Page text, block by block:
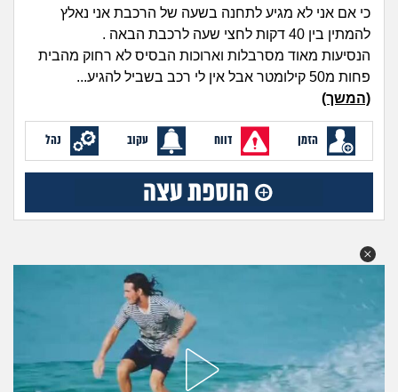
חברים ואנשים
בית, שכנים ושותפים
שומרים על הגוף
פיננסי וכלכלה
חיות מחמד
יוקר המחיה
גאווה
כי אם אני לא מגיע לתחנה בשעה של הרכבת אני נאלץ
להמתין בין 40 דקות לחצי שעה לרכבת הבאה .
הנסיעות מאוד מסרבלות וארוכות הבסיס לא רחוק מהבית
פחות מ50 קילומטר אבל אין לי רכב בשביל להגיע...
(המשך)
הזמן דווח עקוב נהל